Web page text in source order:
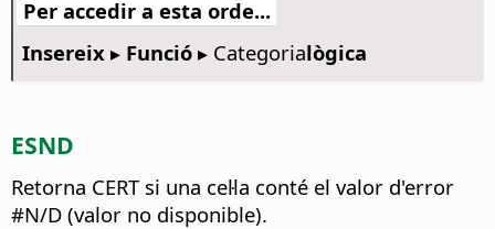
Per accedir a esta orde...
Insereix ▸ Funció▸ Categorialògica
ESND
Retorna CERT si una cel·la conté el valor d'error
#N/D (valor no disponible).